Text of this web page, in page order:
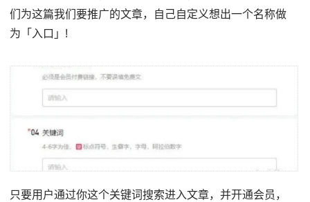
们为这篇我们要推广的文章，自己自定义想出一个名称做
为「入口」!
只要用户通过你这个关键词搜索进入文章，并开通会员，